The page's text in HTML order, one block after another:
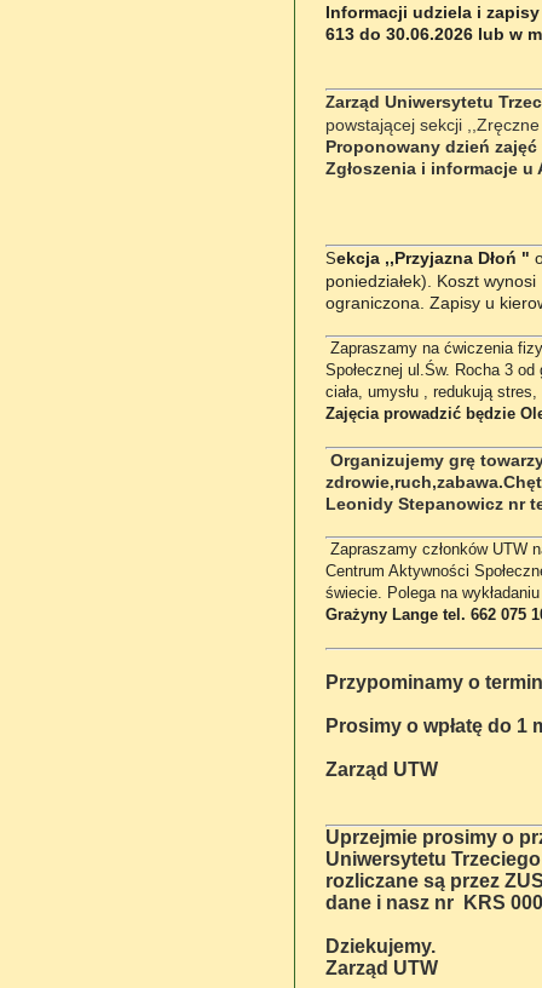
Informacji udziela i
613 do 30.06.2026 lub w
Zarząd Uniwersytetu
powstającej sekcji
Proponowany dzień
Zgłoszenia i informacje u
Sekcja ,,Przyjazna Dłoń "
poniedziałek). Koszt
ograniczona. Zapisy u
Zapraszamy na ćwiczenia
Społecznej ul.Św. Rocha 3
ciała, umysłu , redukują
Zajęcia prowadzić będzie
Organizujemy grę
Leonidy Stepanowicz nr
Zapraszamy członków UTW
Centrum Aktywności
świecie. Polega na
Grażyny Lange tel. 662 075
Przypominamy o
Prosimy o wpłatę do
Zarząd UTW
Uprzejmie prosimy o
Uniwersytetu
rozliczane są przez
dane i nasz nr
KRS
Dziekujemy.
Zarząd UTW